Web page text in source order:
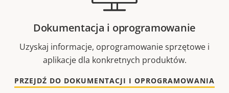
Dokumentacja i oprogramowanie
Uzyskaj informacje, oprogramowanie sprzętowe i
aplikacje dla konkretnych produktów.
PRZEJDŹ DO DOKUMENTACJI I OPROGRAMOWANIA